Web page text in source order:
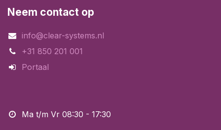
Neem contact op
info@clear-systems.nl
+31 850 201 001
Portaal
Ma t/m Vr 08:30 - 17:30